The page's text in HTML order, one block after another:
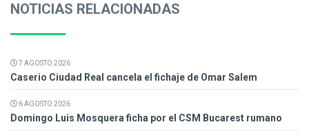
NOTICIAS RELACIONADAS
7 AGOSTO 2026
Caserio Ciudad Real cancela el fichaje de Omar Salem
6 AGOSTO 2026
Domingo Luis Mosquera ficha por el CSM Bucarest rumano